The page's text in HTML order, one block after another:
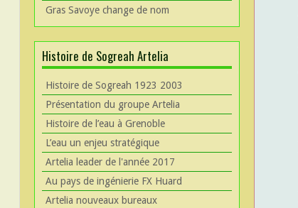
Gras Savoye change de nom
Histoire de Sogreah Artelia
Histoire de Sogreah 1923 2003
Présentation du groupe Artelia
Histoire de l’eau à Grenoble
L’eau un enjeu stratégique
Artelia leader de l'année 2017
Au pays de ingénierie FX Huard
Artelia nouveaux bureaux